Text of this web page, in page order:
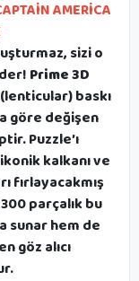
AMERİCA
sizi o
Prime 3D
baskı
göre değişen
Puzzle’ı
kalkanı ve
fırlayacakmış
parçalık bu
sunar hem de
göz alıcı